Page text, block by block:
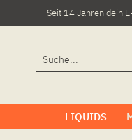
Seit 14 Jahren dein
LIQUIDS